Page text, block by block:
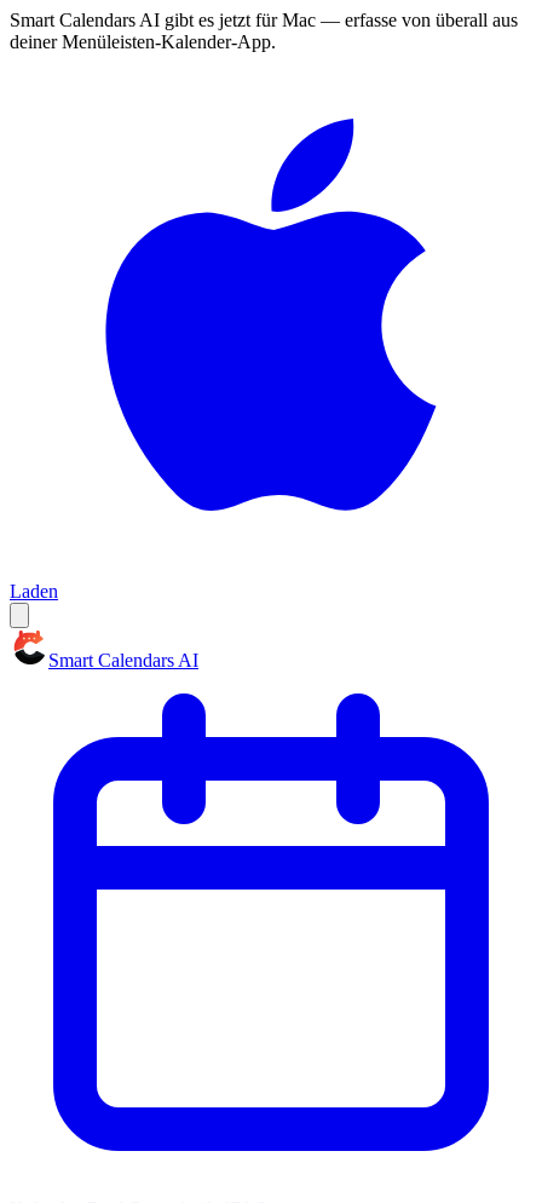
Smart Calendars AI gibt es jetzt für Mac — erfasse von überall aus
deiner Menüleisten-Kalender-App.
Laden
Smart Calendars AI